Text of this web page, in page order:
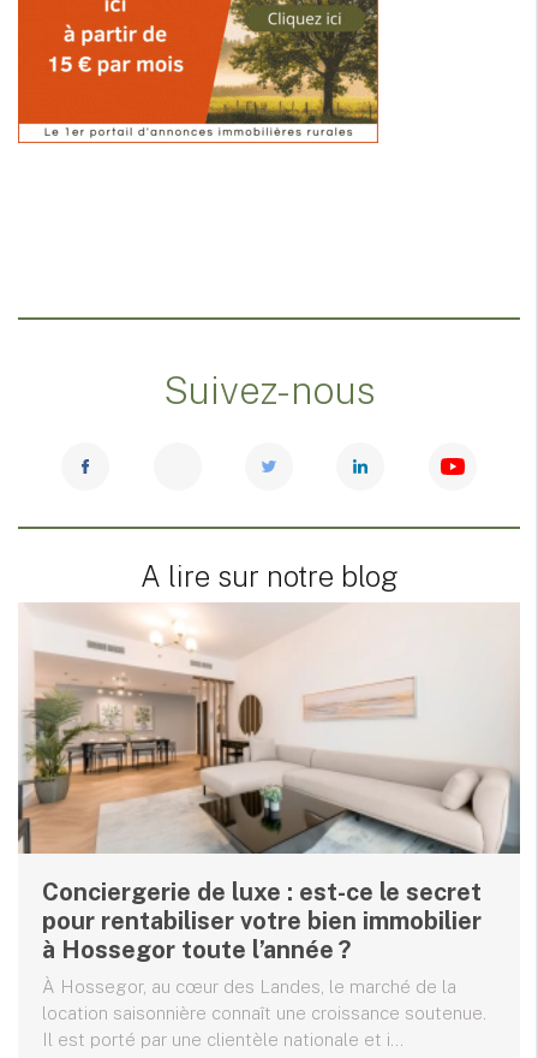
Suivez-nous
A lire sur notre blog
Conciergerie de luxe : est-ce le secret
pour rentabiliser votre bien immobilier
à Hossegor toute l’année ?
À Hossegor, au cœur des Landes, le marché de la
location saisonnière connaît une croissance soutenue.
Il est porté par une clientèle nationale et i...